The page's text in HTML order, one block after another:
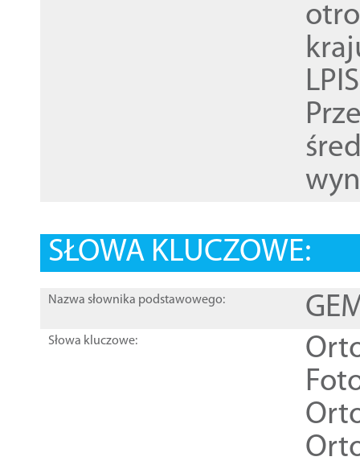
SŁOWA KLUCZOWE:
Nazwa słownika podstawowego:
Słowa kluczowe: